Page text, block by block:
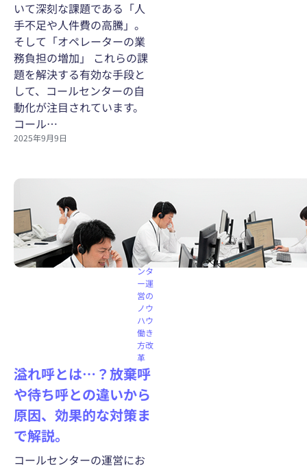
いて深刻な課題である「人
手不足や人件費の高騰」。
そして「オペレーターの業
務負担の増加」 これらの課
題を解決する有効な手段と
して、コールセンターの自
動化が注目されています。
コール…
2025年9月9日
ンタ
ー機
能
コー
ルセ
ンタ
ー運
営の
ノウ
ハウ
働き
方改
革
溢れ呼とは…？放棄呼
や待ち呼との違いから
原因、効果的な対策ま
で解説。
コールセンターの運営にお